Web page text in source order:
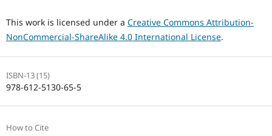
This work is licensed under a Creative Commons Attribution-
NonCommercial-ShareAlike 4.0 International License.
ISBN-13 (15)
978-612-5130-65-5
How to Cite